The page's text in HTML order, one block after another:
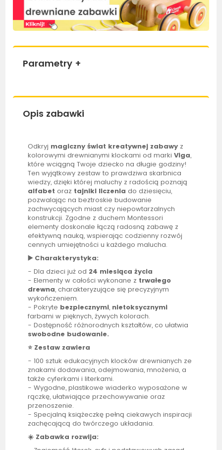
Parametry +
Opis zabawki
Odkryj magiczny świat kreatywnej zabawy z
kolorowymi drewnianymi klockami od markiViga,
które wciągną Twoje dziecko na długie godziny!
Ten wyjątkowy zestaw to prawdziwa skarbnica
wiedzy, dzięki której maluchy z radością poznają
alfabet oraz tajniki liczenia do dziesięciu,
pozwalając na beztroskie budowanie
zachwycających miast czy niepowtarzalnych
konstrukcji. Zgodne z duchem Montessori
elementy doskonale łączą radosną zabawę z
efektywną nauką, wspierając codzienny rozwój
cennych umiejętności u każdego malucha.
▶️ Charakterystyka:
- Dla dzieci już od 24 miesiąca życia
- Elementy w całości wykonane z trwałego
drewna, charakteryzujące się precyzyjnym
wykończeniem.
- Pokryte bezpiecznymi, nietoksycznymi
farbami w pięknych, żywych kolorach.
- Dostępność różnorodnych kształtów, co ułatwia
swobodne budowanie.
⭐ Zestaw zawiera
- 100 sztuk edukacyjnych klocków drewnianych ze
znakami dodawania, odejmowania, mnożenia, a
także cyferkami i literkami.
- Wygodne, plastikowe wiaderko wyposażone w
rączkę, ułatwiające przechowywanie oraz
przenoszenie.
- Specjalną książeczkę pełną ciekawych inspiracji
zachęcającą do twórczego układania.
☀️ Zabawka rozwija: